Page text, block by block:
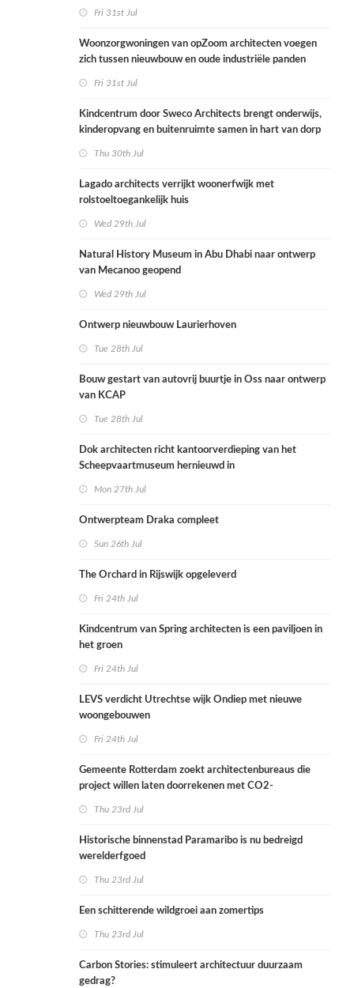
Fri 31st Jul
Woonzorgwoningen van opZoom architecten voegen
zich tussen nieuwbouw en oude industriële panden
Fri 31st Jul
Kindcentrum door Sweco Architects brengt onderwijs,
kinderopvang en buitenruimte samen in hart van dorp
Thu 30th Jul
Lagado architects verrijkt woonerfwijk met
rolstoeltoegankelijk huis
Wed 29th Jul
Natural History Museum in Abu Dhabi naar ontwerp
van Mecanoo geopend
Wed 29th Jul
Ontwerp nieuwbouw Laurierhoven
Tue 28th Jul
Bouw gestart van autovrij buurtje in Oss naar ontwerp
van KCAP
Tue 28th Jul
Dok architecten richt kantoorverdieping van het
Scheepvaartmuseum hernieuwd in
Mon 27th Jul
Ontwerpteam Draka compleet
Sun 26th Jul
The Orchard in Rijswijk opgeleverd
Fri 24th Jul
Kindcentrum van Spring architecten is een paviljoen in
het groen
Fri 24th Jul
LEVS verdicht Utrechtse wijk Ondiep met nieuwe
woongebouwen
Fri 24th Jul
Gemeente Rotterdam zoekt architectenbureaus die
project willen laten doorrekenen met CO2-
Thu 23rd Jul
Historische binnenstad Paramaribo is nu bedreigd
werelderfgoed
Thu 23rd Jul
Een schitterende wildgroei aan zomertips
Thu 23rd Jul
Carbon Stories: stimuleert architectuur duurzaam
gedrag?